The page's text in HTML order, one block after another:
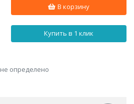
В корзину
Купить в 1 клик
не определено